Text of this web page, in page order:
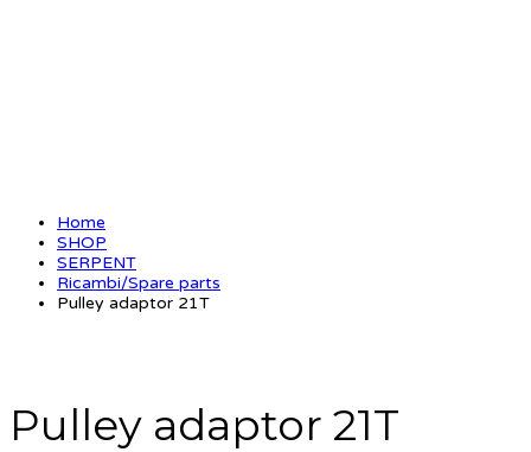
Home
SHOP
SERPENT
Ricambi/Spare parts
Pulley adaptor 21T
Pulley adaptor 21T